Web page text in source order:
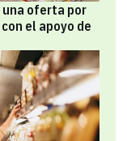
oferta por
el apoyo de